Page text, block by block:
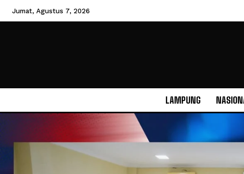
Jumat, Agustus 7, 2026
LAMPUNG